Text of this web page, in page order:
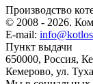
Производство
© 2008 - 2026.
E-mail:
Пункт выдачи
650000, Россия,
Кемерово, ул.